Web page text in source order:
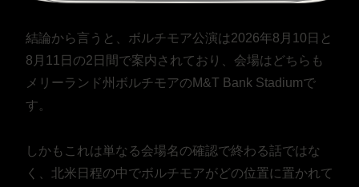
結論から言うと、ボルチモア公演は2026年8月10日と
8月11日の2日間で案内されており、会場はどちらも
メリーランド州ボルチモアのM&T Bank Stadiumで
す。
しかもこれは単なる会場名の確認で終わる話ではな
く、北米日程の中でボルチモアがどの位置に置かれて